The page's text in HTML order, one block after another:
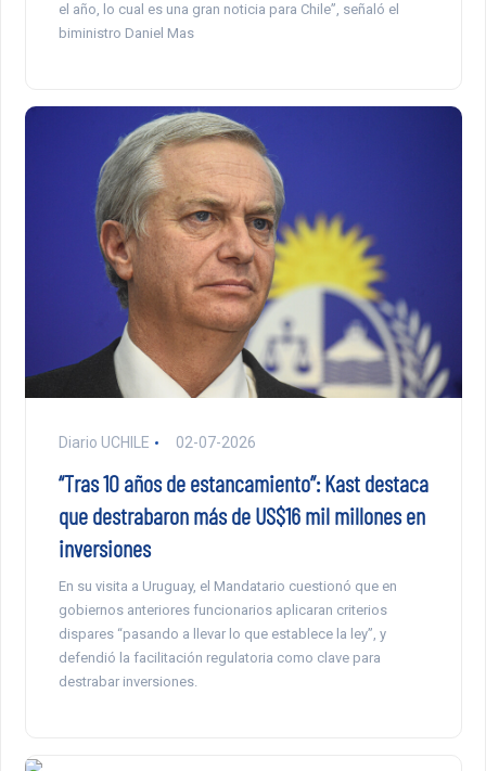
el año, lo cual es una gran noticia para Chile”, señaló el
biministro Daniel Mas
Diario UCHILE 02-07-2026
“Tras 10 años de estancamiento”: Kast destaca
que destrabaron más de US$16 mil millones en
inversiones
En su visita a Uruguay, el Mandatario cuestionó que en
gobiernos anteriores funcionarios aplicaran criterios
dispares “pasando a llevar lo que establece la ley”, y
defendió la facilitación regulatoria como clave para
destrabar inversiones.